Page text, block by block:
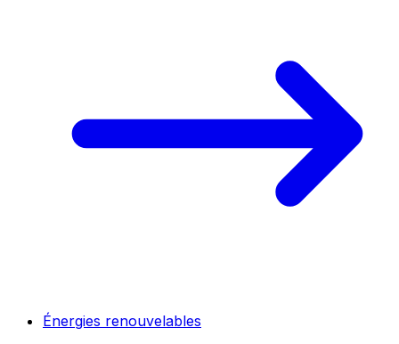
Énergies renouvelables